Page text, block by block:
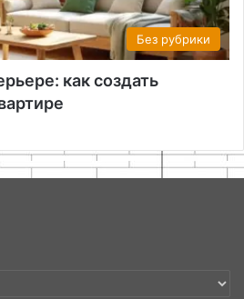
Без рубрики
как создать